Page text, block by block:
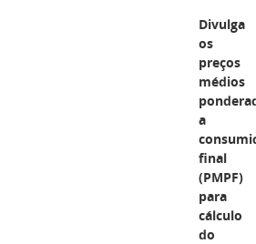
Divulga
os
preços
médios
a
final
(PMPF)
para
cálculo
do